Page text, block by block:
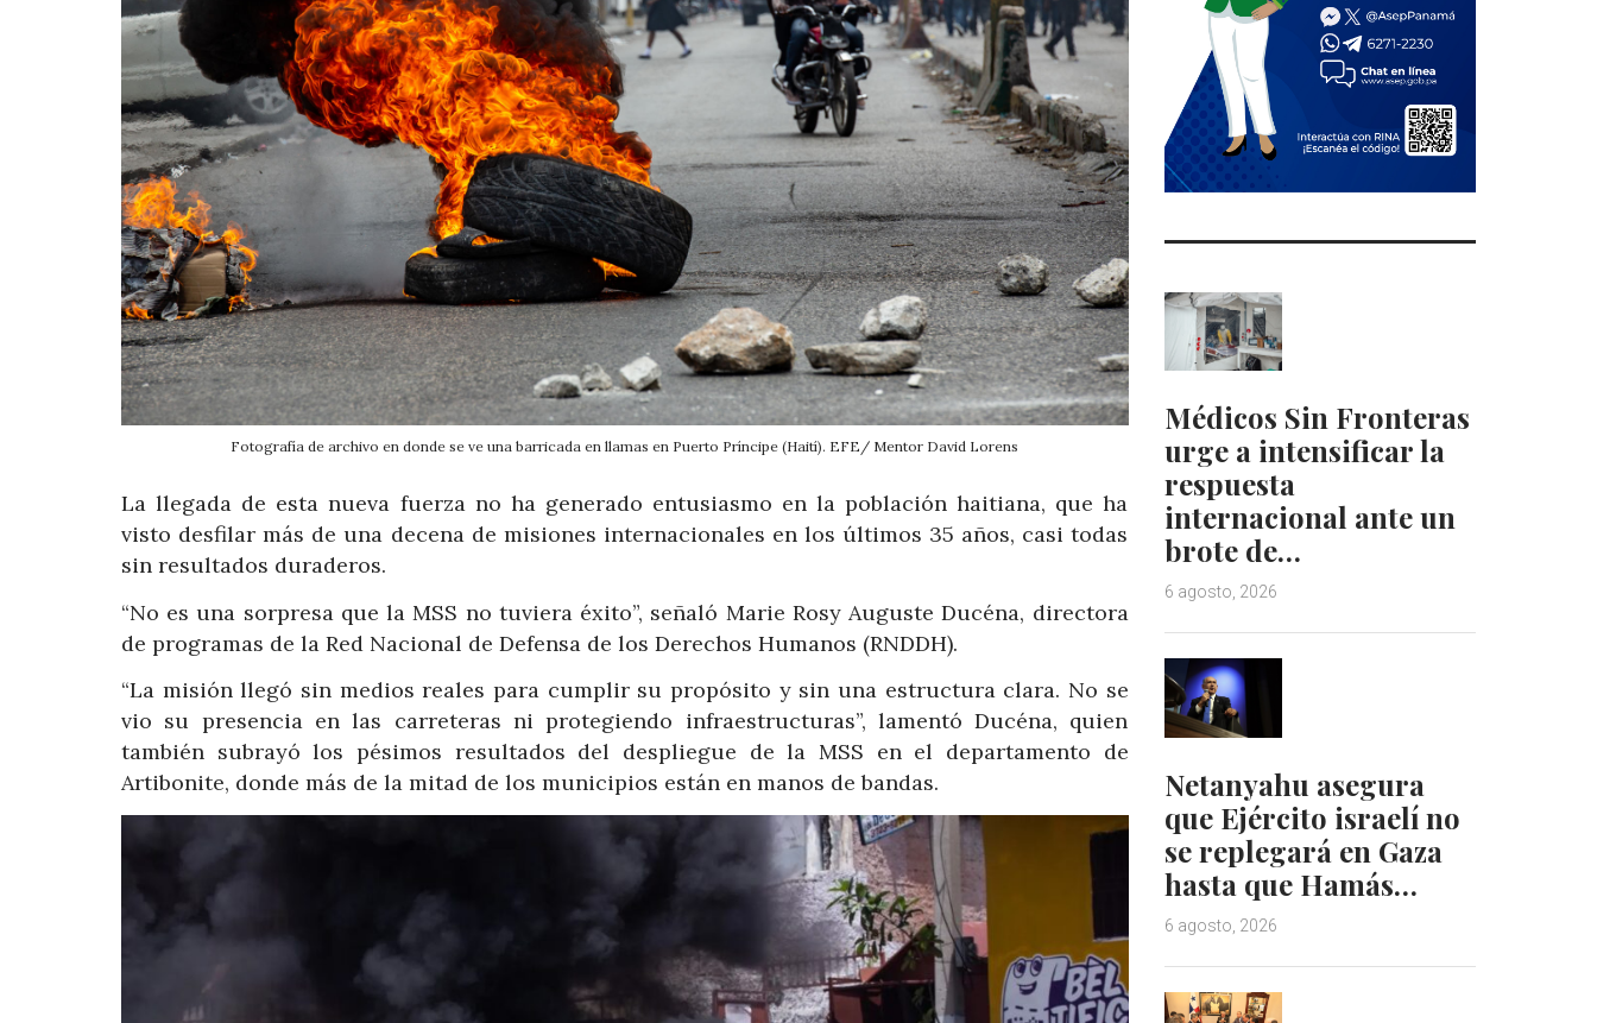
Fotografía de archivo en donde se ve una barricada en llamas en Puerto Príncipe (Haití). EFE/ Mentor David Lorens
La llegada de esta nueva fuerza no ha generado entusiasmo en la población haitiana, que ha
visto desfilar más de una decena de misiones internacionales en los últimos 35 años, casi todas
sin resultados duraderos.
“No es una sorpresa que la MSS no tuviera éxito”, señaló Marie Rosy Auguste Ducéna, directora
de programas de la Red Nacional de Defensa de los Derechos Humanos (RNDDH).
“La misión llegó sin medios reales para cumplir su propósito y sin una estructura clara. No se
vio su presencia en las carreteras ni protegiendo infraestructuras”, lamentó Ducéna, quien
también subrayó los pésimos resultados del despliegue de la MSS en el departamento de
Artibonite, donde más de la mitad de los municipios están en manos de bandas.
Médicos Sin Fronteras
urge a intensificar la
respuesta
internacional ante un
brote de…
6 agosto, 2026
Netanyahu asegura
que Ejército israelí no
se replegará en Gaza
hasta que Hamás…
6 agosto, 2026